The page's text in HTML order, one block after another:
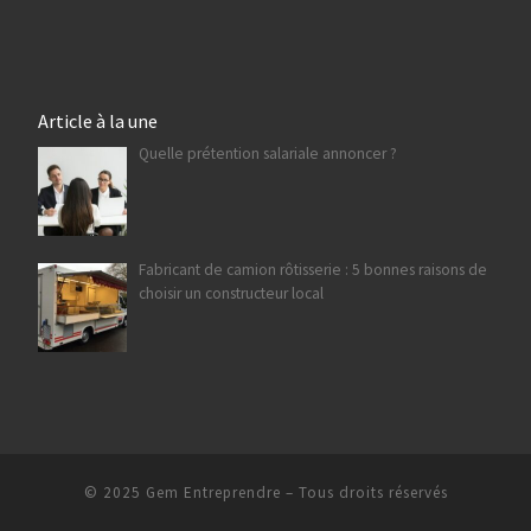
Article à la une
Quelle prétention salariale annoncer ?
Fabricant de camion rôtisserie : 5 bonnes raisons de
choisir un constructeur local
© 2025 Gem Entreprendre – Tous droits réservés